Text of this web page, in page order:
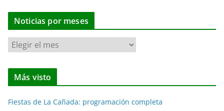
Noticias por meses
N
o
t
i
Más visto
Fiestas de La Cañada: programación completa